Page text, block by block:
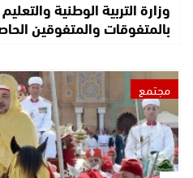
وزارة التربية الوطنية
بالمتفوقات والمتفوقين
مجتمع